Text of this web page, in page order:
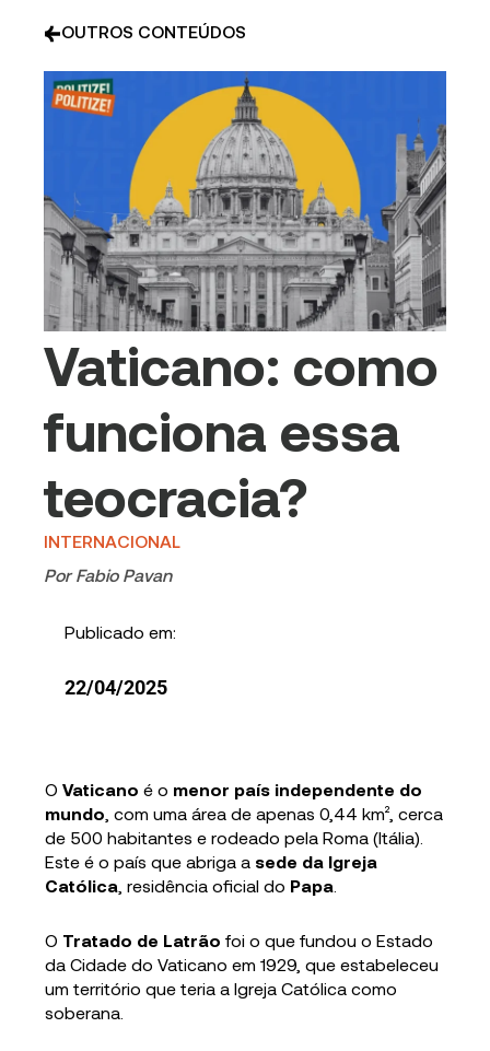
OUTROS CONTEÚDOS
Vaticano: como
funciona essa
teocracia?
INTERNACIONAL
Por Fabio Pavan
Publicado em:
22/04/2025
OVaticanoé o menor país independente do
mundo , com uma área de apenas 0,44 km², cerca
de 500 habitantes e rodeado pela Roma (Itália).
Este é o país que abriga a sede da Igreja
Católica , residência oficial do Papa
O Tratado de Latrãofoi o que fundou o Estado
da Cidade do Vaticano em 1929, que estabeleceu
um território que teria a Igreja Católica como
soberana.